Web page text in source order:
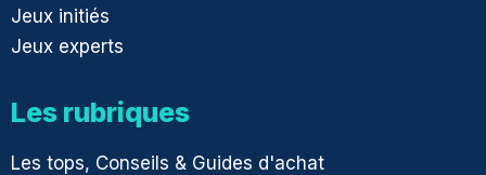
Jeux initiés
Jeux experts
Les rubriques
Les tops, Conseils & Guides d'achat